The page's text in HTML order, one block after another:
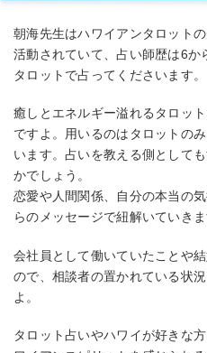
朝海先生はハワイアンタロット
活動されていて、占い師歴は6か
タロットで占ってくださいます。
癒しとエネルギー溢れるタロッ
ですよ。用いるのはタロットの
います。占いを教える側として
かでしょう。
恋愛や人間関係、自分の本当の
らのメッセージで紐解いていきま
会社員として働いていたことや
ので、相談者の置かれている状
よ。
タロット占いやハワイが好きな